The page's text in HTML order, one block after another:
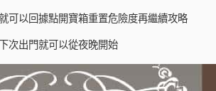
可以回據點開寶箱重置危險度再繼續攻略
次出門就可以從夜晚開始